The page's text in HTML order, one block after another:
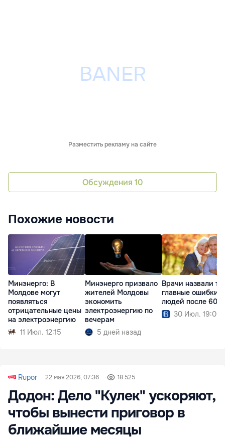
Разместить рекламу на сайте
Обсуждения 10
Похожие новости
Минэнерго: В
Молдове могут
появляться
отрицательные цены
на электроэнергию
11 Июл. 12:15
Минэнерго призвало
жителей Молдовы
экономить
электроэнергию по
вечерам
5 дней назад
Врачи назвали
главные ошибки
людей после 60
30 Июл. 19:00
Rupor 22 мая 2026, 07:36 18 525
Додон: Дело "Кулек" ускоряют,
чтобы вынести приговор в
ближайшие месяцы